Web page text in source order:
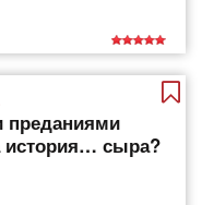
преданиями
история… сыра?